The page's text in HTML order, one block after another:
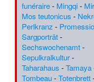
funéraire- Mingqi-
Mos teutonicus -
Perlkranz -
Sargporträt-
Sechswochenamt-
Sepulkralkultur-
Taharahaus -Tamaya
Tombeau-Totenbrett